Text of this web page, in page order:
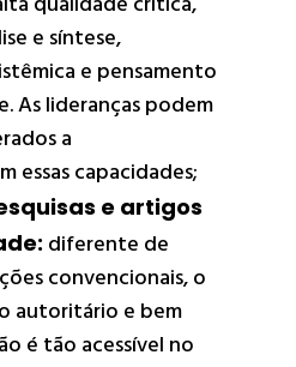
e síntese,
e pensamento
As lideranças podem
a
essas capacidades;
e artigos
diferente de
convencionais, o
autoritário e bem
é tão acessível no